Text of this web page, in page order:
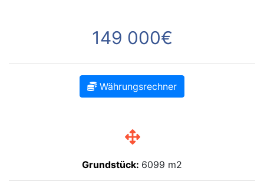
149 000€
Währungsrechner
Grundstück: 6099 m2